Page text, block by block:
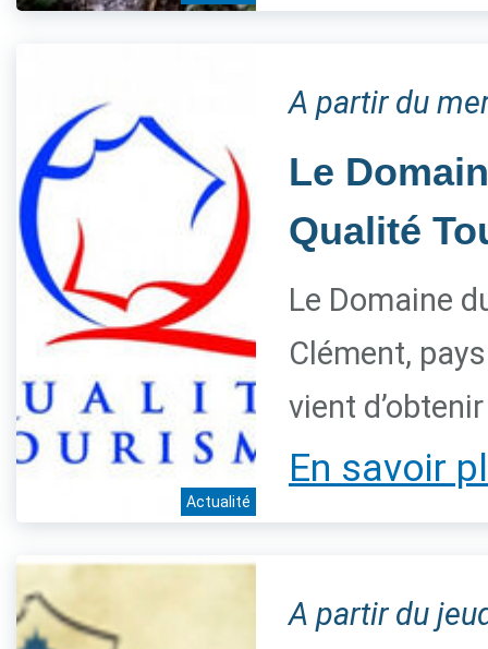
Actualité
A partir du
Le
Qualité
Le Domaine
Clément,
vient
En savoir
A partir du